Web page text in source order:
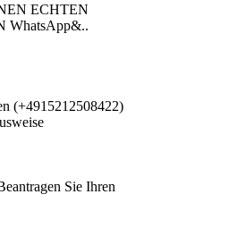
ECHTEN
WhatsApp&..
(+4915212508422)
Sie Ihren